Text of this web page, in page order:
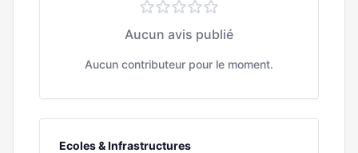
Aucun avis publié
Aucun contributeur pour le moment.
Ecoles & Infrastructures